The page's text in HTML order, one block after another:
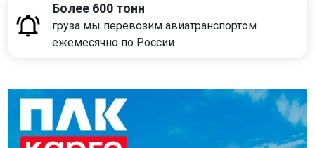
Более 600 тонн
груза мы перевозим авиатранспортом
ежемесячно по России